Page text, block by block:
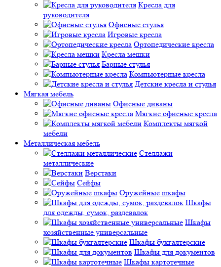
Кресла для
руководителя
Офисные стулья
Игровые кресла
Ортопедические кресла
Кресла мешки
Барные стулья
Компьютерные кресла
Детские кресла и стулья
Мягкая мебель
Офисные диваны
Мягкие офисные кресла
Комплекты мягкой
мебели
Металлическая мебель
Стеллажи
металлические
Верстаки
Сейфы
Оружейные шкафы
Шкафы
для одежды, сумок, раздевалок
Шкафы
хозяйственные универсальные
Шкафы бухгалтерские
Шкафы для документов
Шкафы картотечные